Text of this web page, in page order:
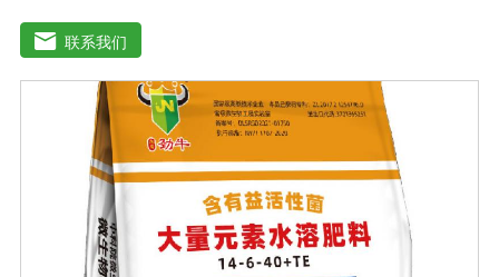
体肥料。使用方法：灌溉施肥，灌溉包括灌溉、滴灌等灌
溉方式，不仅节约用水，而且节约施肥，而且植物吸收
快。叶面施肥，将肥料稀释溶解在水中喷洒叶面，或溶解
在水中，均匀喷洒叶面，通过叶面孔进入植物，植物可以
通过叶片营养吸收，大大提高了肥料的吸收利用效率。利
用大量元素水溶性肥料收获的农产品，大大降低了农药残
留，确保了食用的绿色和安全。此外，作物中蛋白质、
糖、氨基酸、维生素等有益成分的含量显著增加，颗粒丰
满光滑，蔬菜和水果颜色明亮，也能减少烟硝酸盐的积
累，提高农产品的安全性。
联系我们